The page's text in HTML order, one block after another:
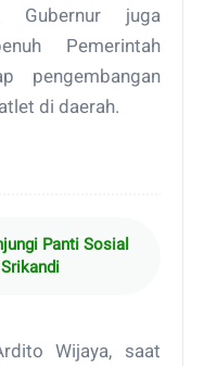
Gubernur juga
Pemerintah
pengembangan
di daerah.
Panti Sosial
Wijaya, saat